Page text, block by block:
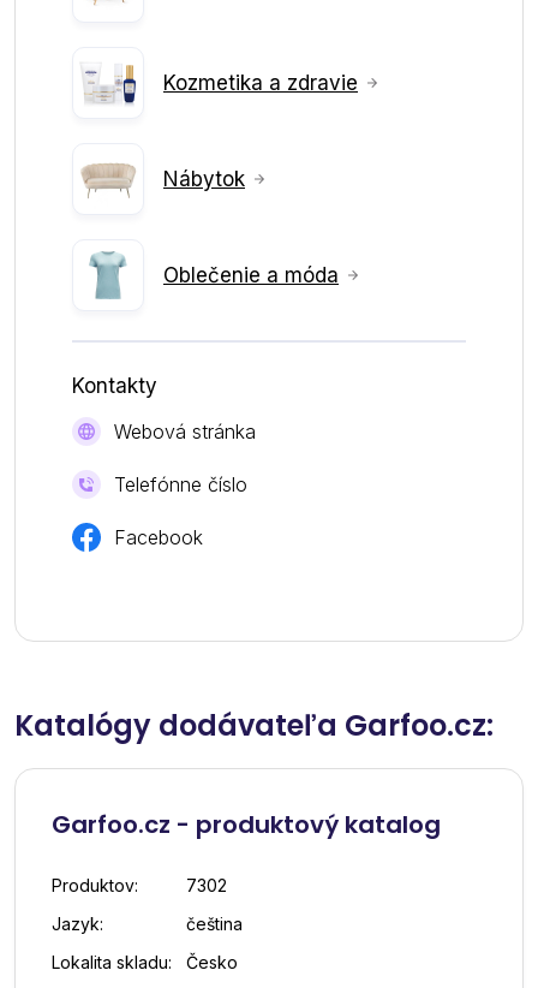
Kozmetika a zdravie
Nábytok
Oblečenie a móda
Kontakty
Webová stránka
Telefónne číslo
Facebook
Katalógy dodávateľa Garfoo.cz:
Garfoo.cz - produktový katalog
Produktov:
7302
Jazyk:
čeština
Lokalita skladu:
Česko